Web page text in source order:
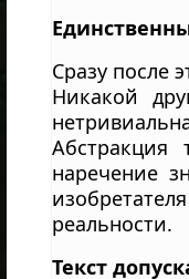
Сразу после
Никакой
наречение
реальности.
Текст